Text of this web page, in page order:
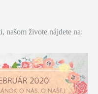
našom živote nájdete na: